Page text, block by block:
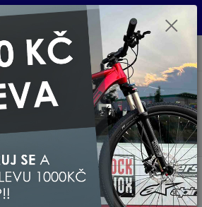
na prodejně si prosím zavolejte dopředu.
Menu
CZK
Hledat
12:00
Cyklistické helmy
Integrální helmy
M1 DĚTSKÁ ACID YELLOW BLACK